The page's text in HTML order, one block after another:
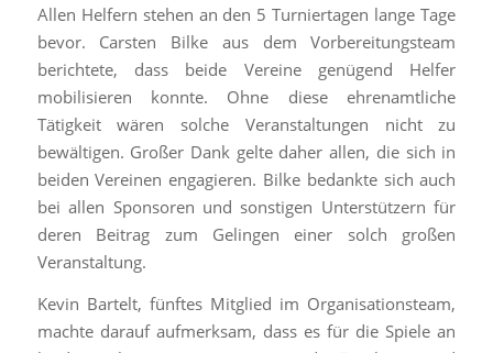
Allen Helfern stehen an den 5 Turniertagen lange Tage
bevor. Carsten Bilke aus dem Vorbereitungsteam
berichtete, dass beide Vereine genügend Helfer
mobilisieren konnte. Ohne diese ehrenamtliche
Tätigkeit wären solche Veranstaltungen nicht zu
bewältigen. Großer Dank gelte daher allen, die sich in
beiden Vereinen engagieren. Bilke bedankte sich auch
bei allen Sponsoren und sonstigen Unterstützern für
deren Beitrag zum Gelingen einer solch großen
Veranstaltung.
Kevin Bartelt, fünftes Mitglied im Organisationsteam,
machte darauf aufmerksam, dass es für die Spiele an